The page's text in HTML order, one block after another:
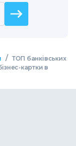
/ ТОП банківських
картки в